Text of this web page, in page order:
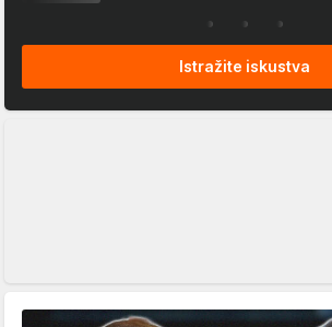
Istražite iskustva